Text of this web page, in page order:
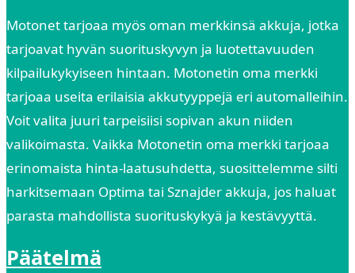
Motonet tarjoaa myös oman merkkinsä akkuja, jotka
tarjoavat hyvän suorituskyvyn ja luotettavuuden
kilpailukykyiseen hintaan. Motonetin oma merkki
tarjoaa useita erilaisia akkutyyppejä eri automalleihin.
Voit valita juuri tarpeisiisi sopivan akun niiden
valikoimasta. Vaikka Motonetin oma merkki tarjoaa
erinomaista hinta-laatusuhdetta, suosittelemme silti
harkitsemaan Optima tai Sznajder akkuja, jos haluat
parasta mahdollista suorituskykyä ja kestävyyttä.
Päätelmä